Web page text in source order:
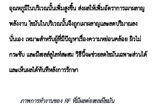
อุณหภูมิในบริเวณนั้นเพิ่มสูงขึ้น ส่งผลให้เพิ่มอัตราการเผาผลาญ
พลังงาน ไขมันในบริเวณนั้นจึงถูกเผาผลาญเเละลดปริมาณลง
นั่นเอง เหมาะสำหรับผู้ที่มีปัญหาเรื่องความหย่อนคล้อย ผิวไม่
กระชับ และมีเซลล์ลูไลท์สะสม วิธีนี้จะช่วยลดไขมันเฉพาะส่วนได้
และเห็นผลได้ทันทีหลังการรักษา
ภาพการทำงานของ RF ที่มีผลต่อเซลล์ไขมัน